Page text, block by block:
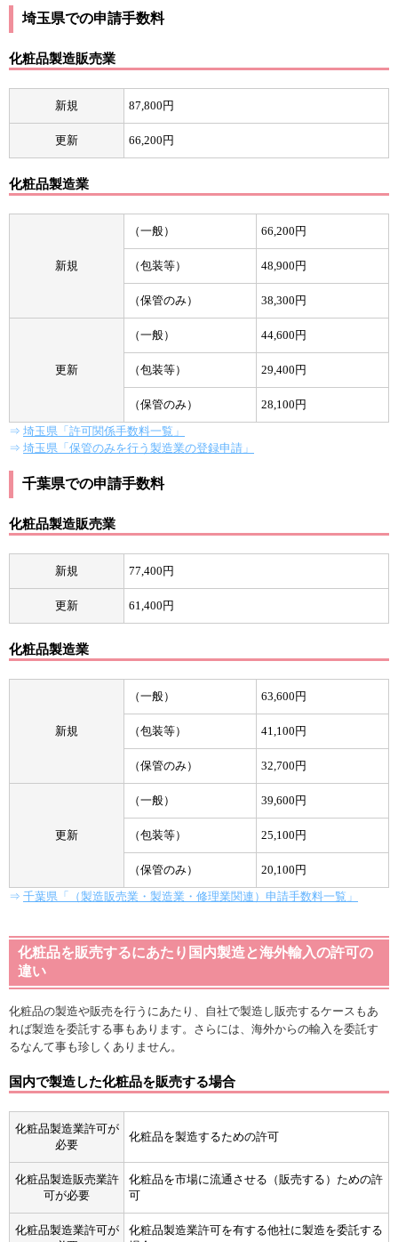
埼玉県での申請手数料
化粧品製造販売業
新規 87,800円
更新 66,200円
化粧品製造業
新規
（一般） 66,200円
（包装等） 48,900円
（保管のみ） 38,300円
更新
（一般） 44,600円
（包装等） 29,400円
（保管のみ）
28,100円
⇒ 埼玉県「許可関係手数料一覧」
⇒ 埼玉県「保管のみを行う製造業の登録申請」
千葉県での申請手数料
化粧品製造販売業
新規 77,400円
更新 61,400円
化粧品製造業
新規
（一般） 63,600円
（包装等） 41,100円
（保管のみ） 32,700円
更新
（一般） 39,600円
（包装等） 25,100円
（保管のみ）
20,100円
⇒ 千葉県「（製造販売業・製造業・修理業関連）申請手数料一覧」
化粧品を販売するにあたり国内製造と海外輸入の許可の
違い
化粧品の製造や販売を行うにあたり、自社で製造し販売するケースもあ
れば製造を委託する事もあります。さらには、海外からの輸入を委託す
るなんて事も珍しくありません。
国内で製造した化粧品を販売する場合
化粧品製造業許可が
必要
化粧品を製造するための許可
化粧品製造販売業許
可が必要
化粧品を市場に流通させる（販売する）ための許
可
化粧品製造業許可が
化粧品製造業許可を有する他社に製造を委託する